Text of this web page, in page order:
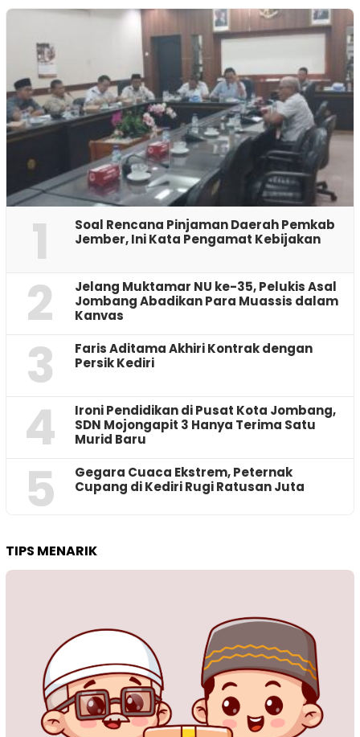
1
‎Soal Rencana Pinjaman Daerah Pemkab
Jember, Ini Kata Pengamat Kebijakan ‎
2
Jelang Muktamar NU ke-35, Pelukis Asal
Jombang Abadikan Para Muassis dalam
Kanvas
3
Faris Aditama Akhiri Kontrak dengan
Persik Kediri
4
Ironi Pendidikan di Pusat Kota Jombang,
SDN Mojongapit 3 Hanya Terima Satu
Murid Baru
5
‎Gegara Cuaca Ekstrem, Peternak
Cupang di Kediri Rugi Ratusan Juta
TIPS MENARIK